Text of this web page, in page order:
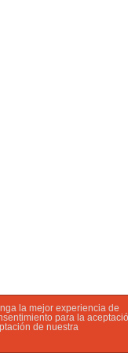
la mejor experiencia de
para la
de nuestra